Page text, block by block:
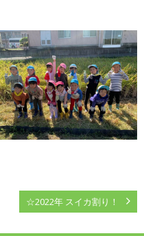
☆2022年 スイカ割り！